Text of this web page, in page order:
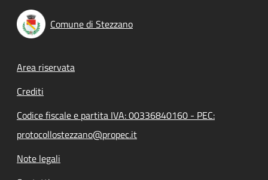
Comune di Stezzano
Footer menu
Area riservata
Crediti
Codice fiscale e partita IVA: 00336840160 - PEC:
protocollostezzano@propec.it
Note legali